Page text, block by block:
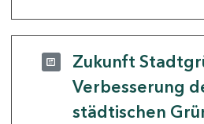
Zukunft
Verbesserung
städtischen